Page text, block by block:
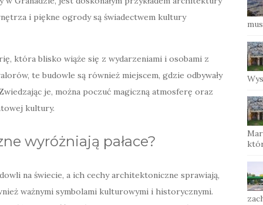
i piękne ogrody są świadectwem kultury
która blisko wiąże się z wydarzeniami i osobami z
te budowle są również miejscem, gdzie odbywały
je, można poczuć magiczną atmosferę oraz
kultury.
wyróżniają pałace?
na świecie, a ich cechy architektoniczne sprawiają,
ważnymi symbolami kulturowymi i historycznymi.